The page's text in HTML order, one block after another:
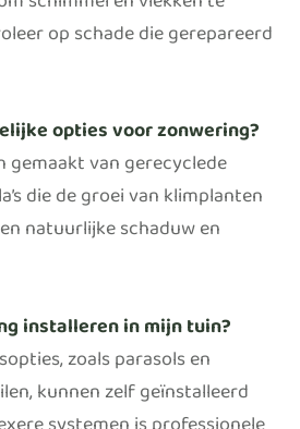
op schade die gerepareerd
opties voor zonwering?
gemaakt van gerecyclede
die de groei van klimplanten
natuurlijke schaduw en
installeren in mijn tuin?
zoals parasols en
kunnen zelf geïnstalleerd